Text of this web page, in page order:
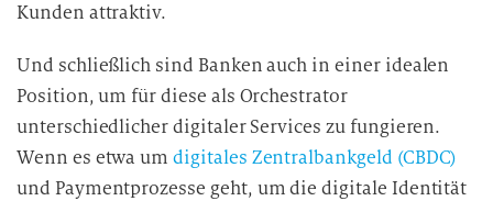
Kunden attraktiv.
Und schließlich sind Banken auch in einer idealen
Position, um für diese als Orchestrator
unterschiedlicher digitaler Services zu fungieren.
Wenn es etwa umdigitales Zentralbankgeld (CBDC)
und Paymentprozesse geht, um die digitale Identität